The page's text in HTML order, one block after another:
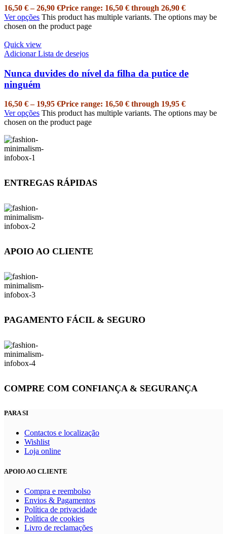
16,50 € – 26,90 €Price range: 16,50 € through 26,90 €
Ver opções This product has multiple variants. The options may be
chosen on the product page
Quick view
Adicionar Lista de desejos
Nunca duvides do nível da filha da putice de
ninguém
16,50 € – 19,95 €Price range: 16,50 € through 19,95 €
Ver opções This product has multiple variants. The options may be
chosen on the product page
ENTREGAS RÁPIDAS
APOIO AO CLIENTE
PAGAMENTO FÁCIL & SEGURO
COMPRE COM CONFIANÇA & SEGURANÇA
PARA SI
Contactos e localização
Wishlist
Loja online
APOIO AO CLIENTE
Compra e reembolso
Envios & Pagamentos
Política de privacidade
Política de cookies
Livro de reclamações